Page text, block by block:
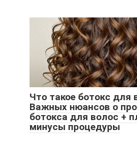
Что такое ботокс для
Важных нюансов о
ботокса для волос +
минусы процедуры